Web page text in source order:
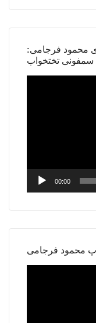
محمود فرجامی:
سمفونی تختخواب
00:00
محمود فرجامی